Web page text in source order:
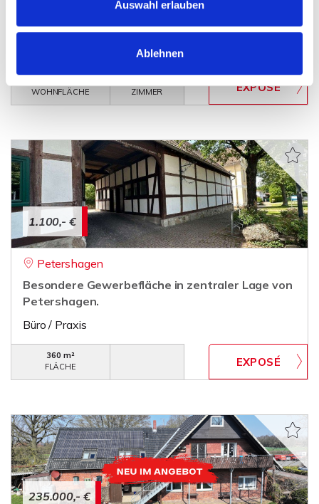
Auswahl erlauben
Ablehnen
Verkauft - Zeitgemäßes Wohnen in attraktiver
Erdgeschosslage
WOHNFLÄCHE
ZIMMER
1.100,- €
Petershagen
Besondere Gewerbefläche in zentraler Lage von
Petershagen.
Büro / Praxis
360 m²
FLÄCHE
235.000,- €